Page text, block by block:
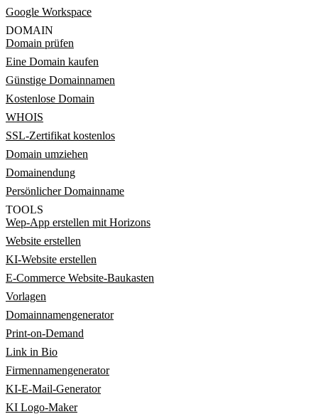
Google Workspace
DOMAIN
Domain prüfen
Eine Domain kaufen
Günstige Domainnamen
Kostenlose Domain
WHOIS
SSL-Zertifikat kostenlos
Domain umziehen
Domainendung
Persönlicher Domainname
TOOLS
Wep-App erstellen mit Horizons
Website erstellen
KI-Website erstellen
E-Commerce Website-Baukasten
Vorlagen
Domainnamengenerator
Print-on-Demand
Link in Bio
Firmennamengenerator
KI-E-Mail-Generator
KI Logo-Maker